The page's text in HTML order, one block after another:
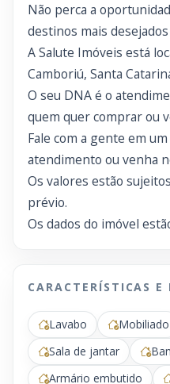
Não perca a
destinos mais
A Salute Imóveis está
Camboriú, Santa
O seu DNA é o
quem quer comprar ou
Fale com a gente em
atendimento ou venha
Os valores estão
prévio.
Os dados do imóvel
CARACTERÍSTICAS E
Lavabo Mobiliado
Sala de jantar
Armário embutido